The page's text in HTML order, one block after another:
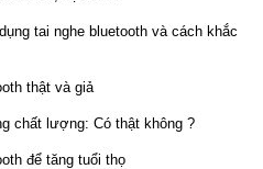
tai nghe bluetooth và cách khắc
thật và giả
chất lượng: Có thật không ?
để tăng tuổi thọ